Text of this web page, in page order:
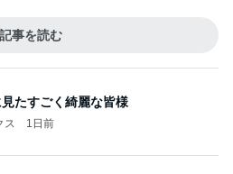
記事を読む
たすごく綺麗な皆様
ス 1日前